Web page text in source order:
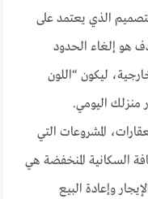
الذي يعتمد على
هو إلغاء الحدود
ليكون “اللون
منزلك اليومي.
المشروعات التي
السكانية المنخفضة هي
وإعادة البيع